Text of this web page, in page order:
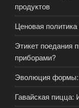
продуктов
Ценовая
Этикет поедания
приборами?
Эволюция формы:
Гавайская